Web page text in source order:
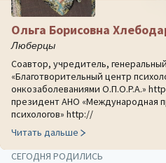
Ольга Борисовна
Люберцы
Соавтор, учредитель,
«Благотворительный центр
онкозаболеваниями О.П.О.Р.А.»
президент АНО «Международная
психологов» http://
Читать дальше
СЕГОДНЯ РОДИЛИСЬ